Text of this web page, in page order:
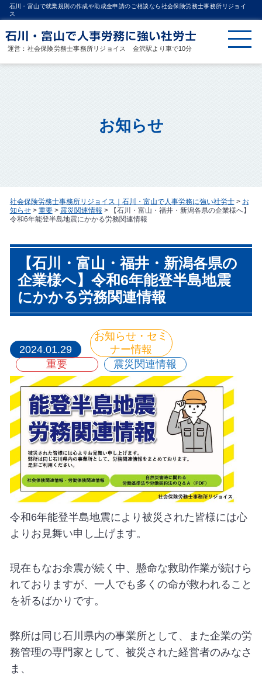
石川・富山で就業規則の作成や助成金申請のご相談なら社会保険労務士事務所リジョイ
ス
運営：社会保険労務士事務所リジョイス 金沢駅より車で10分
お知らせ
社会保険労務士事務所リジョイス｜石川・富山で人事労務に強い社労士> お
知らせ> 重要> 震災関連情報 >
【石川・富山・福井・新潟各県の企業様へ】
令和6年能登半島地震にかかる労務関連情報
【石川・富山・福井・新潟各県の
企業様へ】令和6年能登半島地震
にかかる労務関連情報
2024.01.29
お知らせ・セミ
ナー情報
重要
震災関連情報
令和6年能登半島地震により被災された皆様には心
よりお見舞い申し上げます。
現在もなお余震が続く中、懸命な救助作業が続けら
れておりますが、一人でも多くの命が救われること
を祈るばかりです。
弊所は同じ石川県内の事業所として、また企業の労
務管理の専門家として、被災された経営者のみなさ
ま、